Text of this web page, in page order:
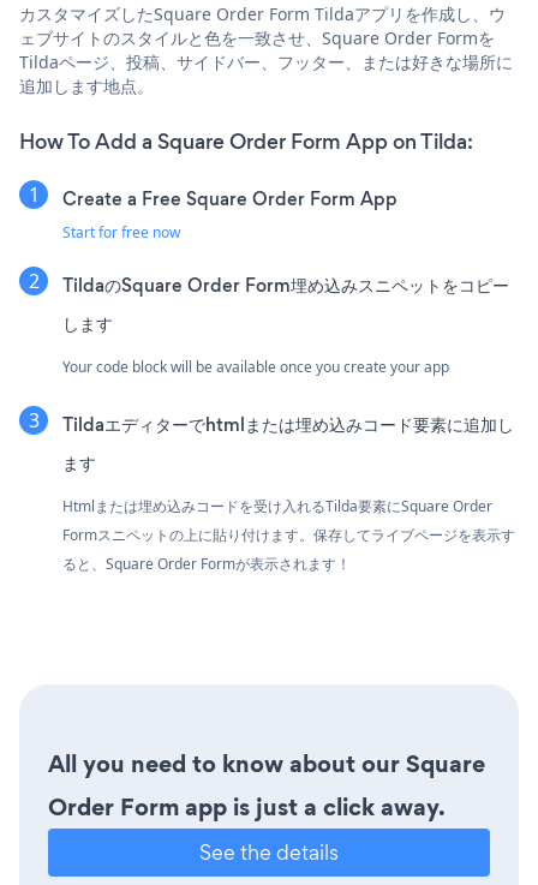
カスタマイズしたSquare Order Form Tildaアプリを作成し、ウ
ェブサイトのスタイルと色を一致させ、Square Order Formを
Tildaページ、投稿、サイドバー、フッター、または好きな場所に
追加します地点。
How To Add a Square Order Form App on Tilda:
Create a Free Square Order Form App
Start for free now
TildaのSquare Order Form埋め込みスニペットをコピー
します
Your code block will be available once you create your app
Tildaエディターでhtmlまたは埋め込みコード要素に追加し
ます
Htmlまたは埋め込みコードを受け入れるTilda要素にSquare Order
Formスニペットの上に貼り付けます。保存してライブページを表示す
ると、Square Order Formが表示されます！
All you need to know about our Square
Order Form app is just a click away.
See the details